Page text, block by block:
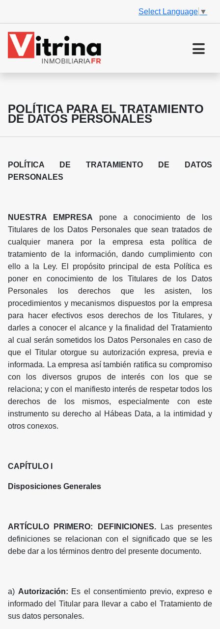
Select Language ▼
POLÍTICA PARA EL TRATAMIENTO
DE DATOS PERSONALES
POLÍTICA DE TRATAMIENTO DE DATOS
PERSONALES
NUESTRA EMPRESA pone a conocimiento de los
Titulares de los Datos Personales que sean tratados de
cualquier manera por la empresa esta política de
tratamiento de la información, dando cumplimiento con
ello a la Ley. El propósito principal de esta Política es
poner en conocimiento de los Titulares de los Datos
Personales los derechos que les asisten, los
procedimientos y mecanismos dispuestos por la empresa
para hacer efectivos esos derechos de los Titulares, y
darles a conocer el alcance y la finalidad del Tratamiento
al cual serán sometidos los Datos Personales en caso de
que el Titular otorgue su autorización expresa, previa e
informada. La empresa así también ratifica su compromiso
con los diversos grupos de interés con los que se
relaciona; y con el manifiesto interés de respetar todos los
derechos de los mismos, especialmente con este
instrumento su derecho al Hábeas Data, a la intimidad y
otros conexos.
CAPÍTULO I
Disposiciones Generales
ARTÍCULO PRIMERO: DEFINICIONES.Las presentes
definiciones se relacionan con el significado que se les
debe dar a los términos dentro del presente documento.
a) Autorización: Es el consentimiento previo, expreso e
informado del Titular para llevar a cabo el Tratamiento de
sus datos personales.